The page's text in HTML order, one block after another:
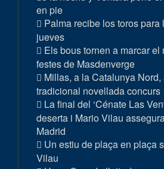
en pie
Palma recibe los toros para
jueves
Els bous tornen a marcar el
festes de Masdenverge
Millas, a la Catalunya
tradicional novellada concurs
La final del ‘Cénate Las
deserta i Mario Vilau
Madrid
Un estiu de plaça en plaça
Vilau